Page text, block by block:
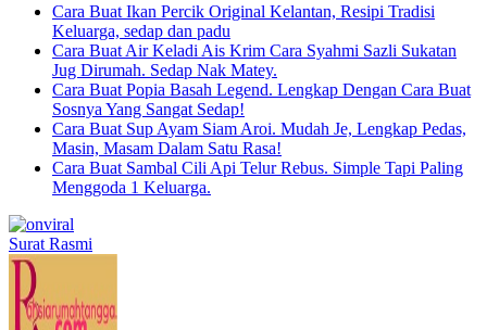
Cara Buat Ikan Percik Original Kelantan, Resipi Tradisi
Keluarga, sedap dan padu
Cara Buat Air Keladi Ais Krim Cara Syahmi Sazli Sukatan
Jug Dirumah. Sedap Nak Matey.
Cara Buat Popia Basah Legend. Lengkap Dengan Cara Buat
Sosnya Yang Sangat Sedap!
Cara Buat Sup Ayam Siam Aroi. Mudah Je, Lengkap Pedas,
Masin, Masam Dalam Satu Rasa!
Cara Buat Sambal Cili Api Telur Rebus. Simple Tapi Paling
Menggoda 1 Keluarga.
Surat Rasmi